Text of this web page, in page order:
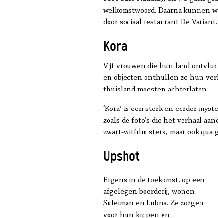
welkomstwoord. Daarna kunnen
door sociaal restaurant De Variant.
Kora
Vijf vrouwen die hun land
en objecten onthullen ze hun
thuisland moesten achterlaten.
‘Kora’ is een sterk en eerder
zoals de foto’s die het verhaal
zwart-witfilm sterk, maar ook qua
Upshot
Ergens in de toekomst, op een
afgelegen boerderij, wonen
Suleiman en Lubna. Ze zorgen
voor hun kippen en